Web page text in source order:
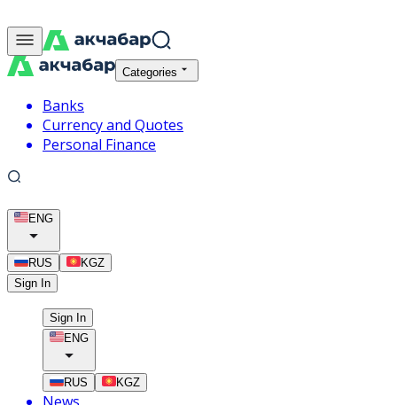
Categories
Banks
Currency and Quotes
Personal Finance
ENG
RUS
KGZ
Sign In
Sign In
ENG
RUS KGZ